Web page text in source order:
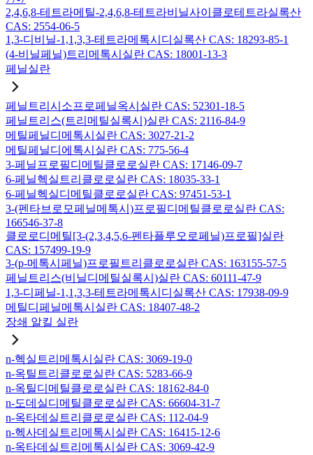
2,4,6,8-테트라메틸-2,4,6,8-테트라비닐사이클로테트라실록산
CAS: 2554-06-5
1,3-디비닐-1,1,3,3-테트라메톡시디실록산 CAS: 18293-85-1
(4-비닐페닐)트리메톡시실란 CAS: 18001-13-3
페닐실란
페닐트리시소프로페닐옥시실란 CAS: 52301-18-5
페닐트리스(트리메틸실록시)실란 CAS: 2116-84-9
메틸페닐디메톡시실란 CAS: 3027-21-2
메틸페닐디에톡시실란 CAS: 775-56-4
3-페닐프로필디메틸클로로실란 CAS: 17146-09-7
6-페닐헥실트리클로로실란 CAS: 18035-33-1
6-페닐헥실디메틸클로로실란 CAS: 97451-53-1
3-(펜타브로모페닐메톡시)프로필디메틸클로로실란 CAS:
166546-37-8
클로로디메틸[3-(2,3,4,5,6-펜타플루오로페닐)프로필]실란
CAS: 157499-19-9
3-(p-메톡시페닐)프로필트리클로로실란 CAS: 163155-57-5
페닐트리스(비닐디메틸실록시)실란 CAS: 60111-47-9
1,3-디페닐-1,1,3,3-테트라메톡시디실록산 CAS: 17938-09-9
메틸디페닐메톡시실란 CAS: 18407-48-2
장쇄 알킬 실란
n-헥실트리메톡시실란 CAS: 3069-19-0
n-옥틸트리클로로실란 CAS: 5283-66-9
n-옥틸디메틸클로로실란 CAS: 18162-84-0
n-도데실디메틸클로로실란 CAS: 66604-31-7
n-옥타데실트리클로로실란 CAS: 112-04-9
n-헥사데실트리메톡시실란 CAS: 16415-12-6
n-옥타데실트리메톡시실란 CAS: 3069-42-9